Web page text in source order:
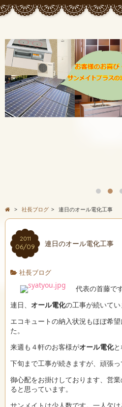
> 社長ブログ > 連日のオール電化工事
2011
06/09 連日のオール電化工事
社長ブログ
代表の首藤です
連日、 オール電化の工事が続いてい
エコキュートの納入状況もほぼ希
た。
来週も４軒のお客様がオール電化と
下旬まで工事が続きますが、頑張っ
御心配をお掛けしております、営
ると思っています。